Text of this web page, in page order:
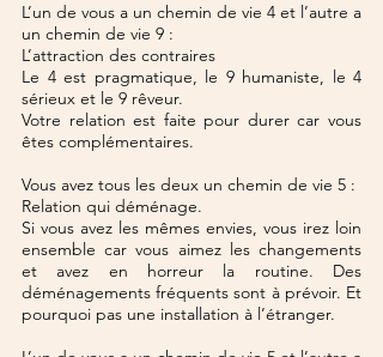
L’un de vous a un chemin de vie 4 et l’autre a
un chemin de vie 9 :
L’attraction des contraires
Le 4 est pragmatique, le 9 humaniste, le 4
sérieux et le 9 rêveur.
Votre relation est faite pour durer car vous
êtes complémentaires.
Vous avez tous les deux un chemin de vie 5 :
Relation qui déménage.
Si vous avez les mêmes envies, vous irez loin
ensemble car vous aimez les changements
et avez en horreur la routine. Des
déménagements fréquents sont à prévoir. Et
pourquoi pas une installation à l’étranger.